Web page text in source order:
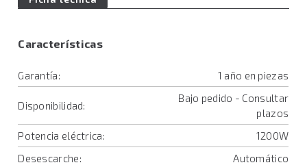
Características
Garantía: 1 año en piezas
Disponibilidad:
Bajo pedido - Consultar
plazos
Potencia eléctrica:
1200W
Desescarche:
Automático